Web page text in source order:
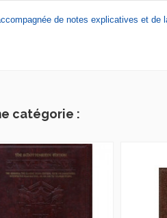
de notes explicatives et
catégorie :